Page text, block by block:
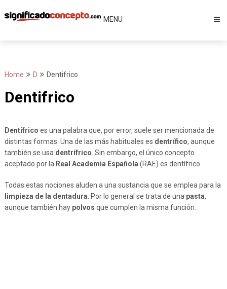
to
MENU
Home D Dentifrico
Dentifrico
Dentífrico es una palabra que, por error, suele ser mencionada de
distintas formas. Una de las más habituales es dentrífico, aunque
también se usa dentrífrico . Sin embargo, el único concepto
aceptado por la Real Academia Española (RAE) es dentífrico.
Todas estas nociones aluden a una sustancia que se emplea para la
limpieza de la dentadura . Por lo general se trata de una pasta,
aunque también hay polvos que cumplen la misma función.